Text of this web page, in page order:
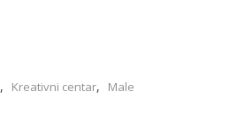
, Kreativni centar,
Male